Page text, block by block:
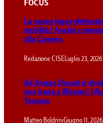
FOCUS
La nuova legge
stabilità? Analisi e
alla Camera
Redazione CISELuglio 23, 2026
Ad Arezzo Donati si
non basta a Maineri: i
Toscana
Matteo BoldriniGiugno 11, 2026